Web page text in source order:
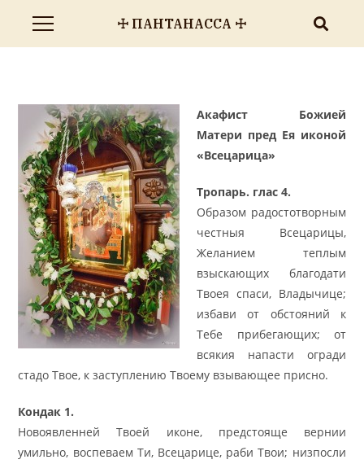
☩ ПАНТАНАССА ☩
Акафист Божией
Матери пред Ея иконой
«Всецарица»
Тропарь. глас 4.
Образом радостотворным
честныя Всецарицы,
Желанием теплым
взыскающих благодати
Твоея спаси, Владычице;
избави от обстояний к
Тебе прибегающих; от
всякия напасти огради
стадо Твое, к заступлению Твоему взывающее присно.
Кондак 1.
Новоявленней Твоей иконе, предстояще вернии
умильно, воспеваем Ти, Всецарице, раби Твои; низпосли